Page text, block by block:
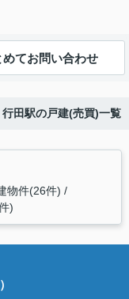
めてお問い合わせ
田駅の戸建(売買)一覧
物件(26件)
)